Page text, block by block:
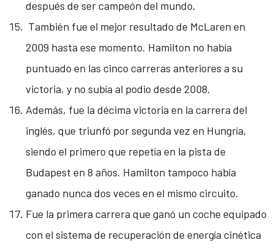
después de ser campeón del mundo.
También fue el mejor resultado de McLaren en
2009 hasta ese momento. Hamilton no había
puntuado en las cinco carreras anteriores a su
victoria, y no subía al podio desde 2008.
Además, fue la décima victoria en la carrera del
inglés, que triunfó por segunda vez en Hungría,
siendo el primero que repetía en la pista de
Budapest en 8 años. Hamilton tampoco había
ganado nunca dos veces en el mismo circuito.
Fue la primera carrera que ganó un coche equipado
con el sistema de recuperación de energía cinética